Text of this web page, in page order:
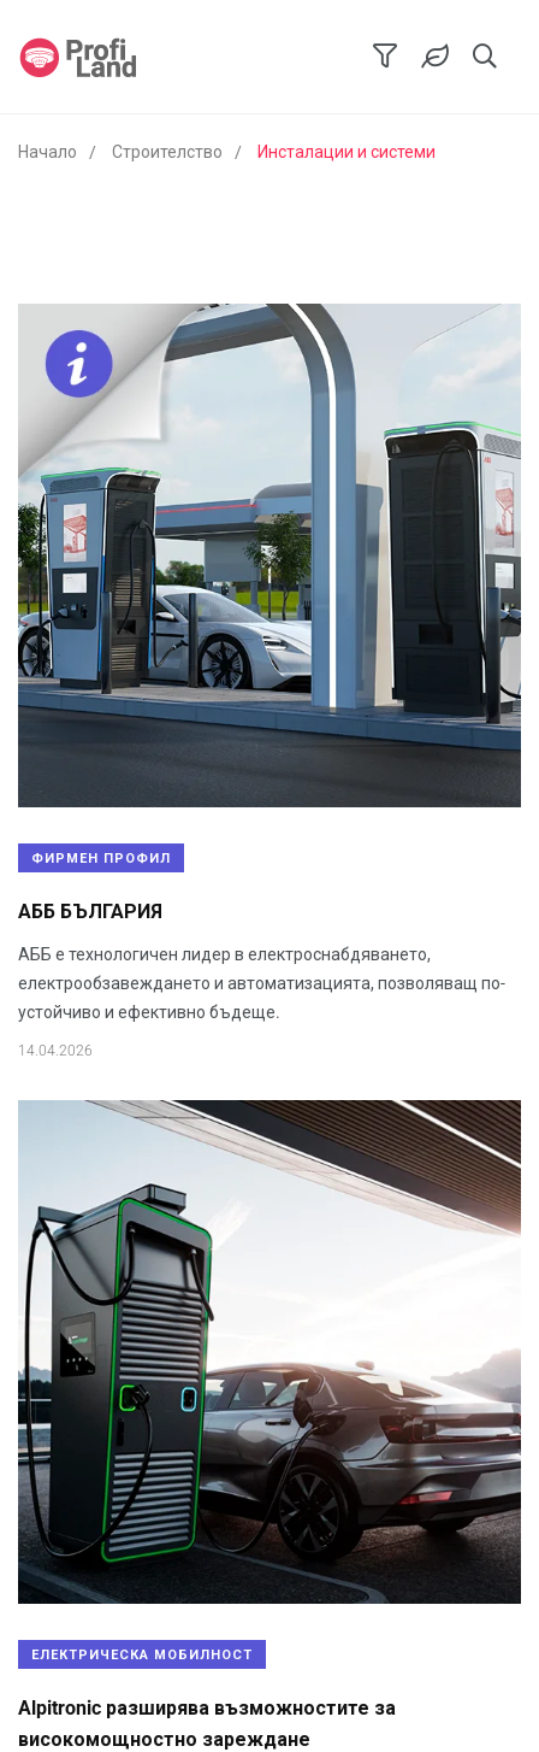
Начало Строителство Инсталации и системи
ФИРМЕН ПРОФИЛ
АББ БЪЛГАРИЯ
АББ е технологичен лидер в електроснабдяването,
електрообзавеждането и автоматизацията, позволяващ по-
устойчиво и ефективно бъдеще.
14.04.2026
ЕЛЕКТРИЧЕСКА МОБИЛНОСТ
Alpitronic разширява възможностите за
високомощностно зареждане